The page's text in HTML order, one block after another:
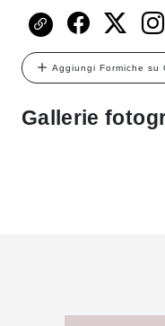
Aggiungi Formiche su
Gallerie